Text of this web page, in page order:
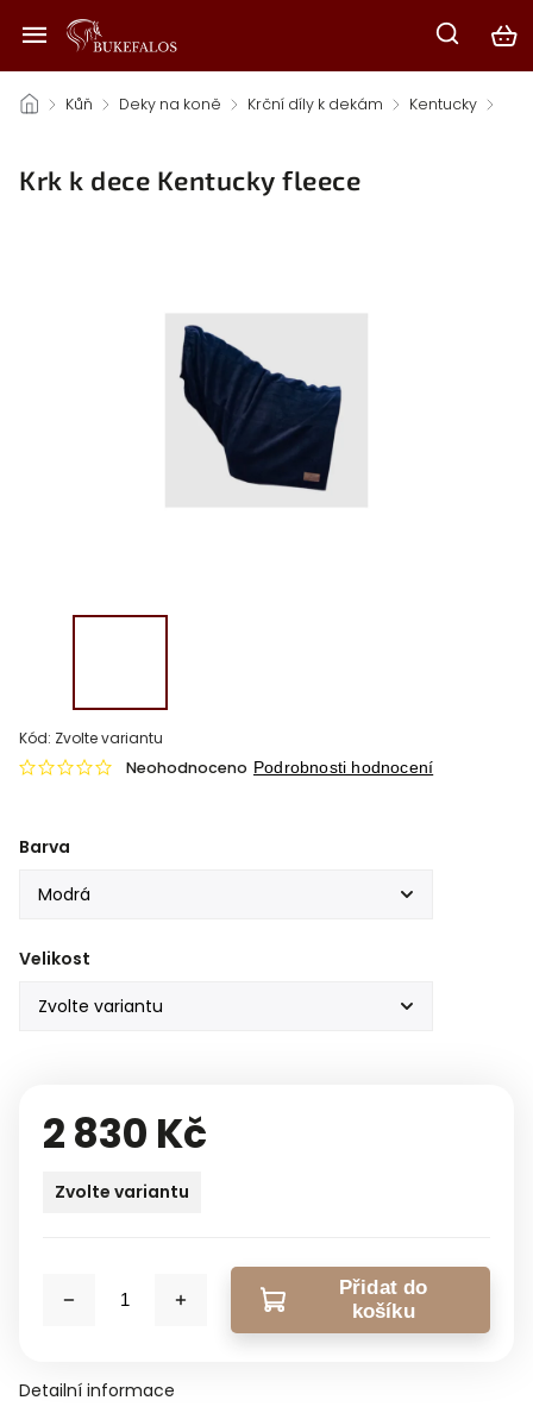
/ Kůň / Deky na koně / Krční díly k dekám / Kentucky /
Krk k dece Kentucky fleece
Kód: Zvolte variantu
Neohodnoceno Podrobnosti hodnocení
Barva
Velikost
2 830 Kč
Zvolte variantu
Přidat do
košíku
Detailní informace